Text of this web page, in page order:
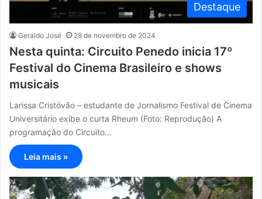
Destaque
Geraldo José 28 de novembro de 2024
Nesta quinta: Circuito Penedo inicia 17º
Festival do Cinema Brasileiro e shows
musicais
Larissa Cristóvão – estudante de Jornalismo Festival de Cinema
Universitário exibe o curta Rheum (Foto: Reprodução) A
programação do Circuito…
Leia mais »